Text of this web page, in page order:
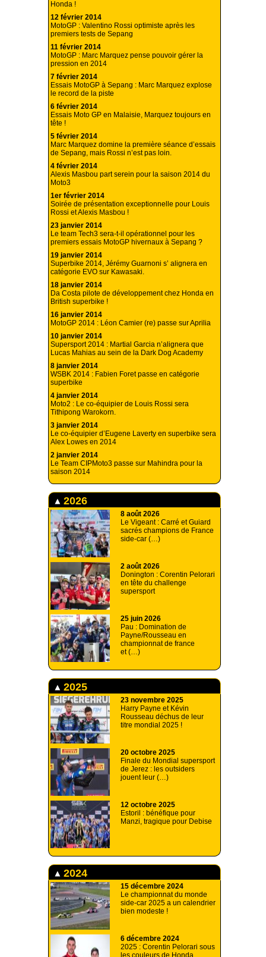
Honda !
12 février 2014
MotoGP : Valentino Rossi optimiste après les
premiers tests de Sepang
11 février 2014
MotoGP : Marc Marquez pense pouvoir gérer la
pression en 2014
7 février 2014
Essais MotoGP à Sepang : Marc Marquez explose
le record de la piste
6 février 2014
Essais Moto GP en Malaisie, Marquez toujours en
tête !
5 février 2014
Marc Marquez domine la première séance d’essais
de Sepang, mais Rossi n’est pas loin.
4 février 2014
Alexis Masbou part serein pour la saison 2014 du
Moto3
1er février 2014
Soirée de présentation exceptionnelle pour Louis
Rossi et Alexis Masbou !
23 janvier 2014
Le team Tech3 sera-t-il opérationnel pour les
premiers essais MotoGP hivernaux à Sepang ?
19 janvier 2014
Superbike 2014, Jérémy Guarnoni s’ alignera en
catégorie EVO sur Kawasaki.
18 janvier 2014
Da Costa pilote de développement chez Honda en
British superbike !
16 janvier 2014
MotoGP 2014 : Léon Camier (re) passe sur Aprilia
10 janvier 2014
Supersport 2014 : Martial Garcia n’alignera que
Lucas Mahias au sein de la Dark Dog Academy
8 janvier 2014
WSBK 2014 : Fabien Foret passe en catégorie
superbike
4 janvier 2014
Moto2 : Le co-équipier de Louis Rossi sera
Tithipong Warokorn.
3 janvier 2014
Le co-équipier d’Eugene Laverty en superbike sera
Alex Lowes en 2014
2 janvier 2014
Le Team CIPMoto3 passe sur Mahindra pour la
saison 2014
2026
8 août 2026
Le Vigeant : Carré et Guiard
sacrés champions de France
side-car (…)
2 août 2026
Donington : Corentin Pelorari
en tête du challenge
supersport
25 juin 2026
Pau : Domination de
Payne/Rousseau en
championnat de france
et (…)
2025
23 novembre 2025
Harry Payne et Kévin
Rousseau déchus de leur
titre mondial 2025 !
20 octobre 2025
Finale du Mondial supersport
de Jerez : les outsiders
jouent leur (…)
12 octobre 2025
Estoril : bénéfique pour
Manzi, tragique pour Debise
2024
15 décembre 2024
Le championnat du monde
side-car 2025 a un calendrier
bien modeste !
6 décembre 2024
2025 : Corentin Pelorari sous
les couleurs de Honda